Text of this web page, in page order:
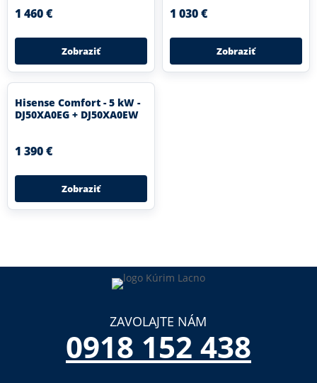
1 460 €
Zobraziť
1 030 €
Zobraziť
Hisense Comfort - 5 kW -
DJ50XA0EG + DJ50XA0EW
1 390 €
Zobraziť
ZAVOLAJTE NÁM
0918 152 438